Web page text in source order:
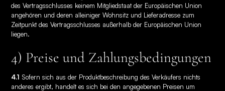
des Vertragsschlusses keinem Mitgliedstaat der Europäischen Union
angehören und deren alleiniger Wohnsitz und Lieferadresse zum
Zeitpunkt des Vertragsschlusses außerhalb der Europäischen Union
liegen.
4) Preise und Zahlungsbedingungen
4.1 Sofern sich aus der Produktbeschreibung des Verkäufers nichts
anderes ergibt, handelt es sich bei den angegebenen Preisen um